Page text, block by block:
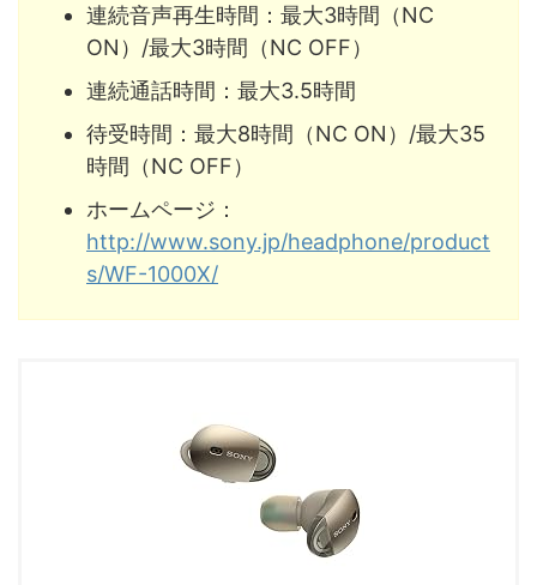
連続音声再生時間：最大3時間（NC
ON）/最大3時間（NC OFF）
連続通話時間：最大3.5時間
待受時間：最大8時間（NC ON）/最大35
時間（NC OFF）
ホームページ：
http://www.sony.jp/headphone/product
s/WF-1000X/